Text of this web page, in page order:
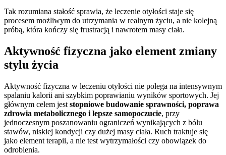
Tak rozumiana stałość sprawia, że leczenie otyłości staje się
procesem możliwym do utrzymania w realnym życiu, a nie kolejną
próbą, która kończy się frustracją i nawrotem masy ciała.
Aktywność fizyczna jako element zmiany
stylu życia
Aktywność fizyczna w leczeniu otyłości nie polega na intensywnym
spalaniu kalorii ani szybkim poprawianiu wyników sportowych. Jej
głównym celem jest stopniowe budowanie sprawności, poprawa
zdrowia metabolicznego i lepsze samopoczucie, przy
jednoczesnym poszanowaniu ograniczeń wynikających z bólu
stawów, niskiej kondycji czy dużej masy ciała. Ruch traktuje się
jako element terapii, a nie test wytrzymałości czy obowiązek do
odrobienia.